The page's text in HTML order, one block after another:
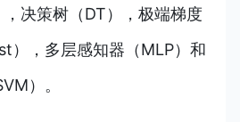
，决策树（DT），极端梯度
），多层感知器（MLP）和
）。